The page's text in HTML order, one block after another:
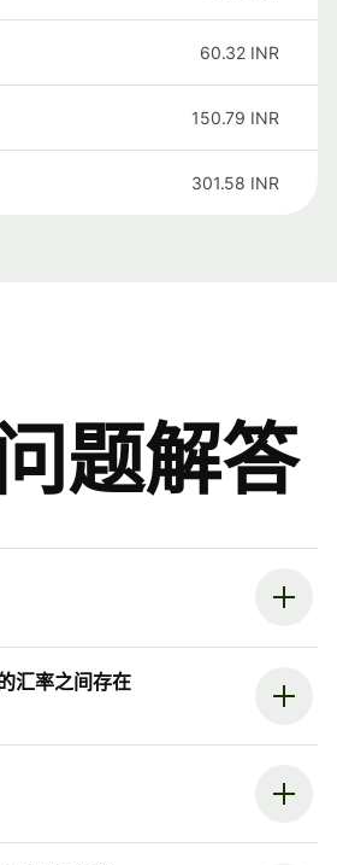
60.32 INR
150.79 INR
301.58 INR
题解答
汇率之间存在